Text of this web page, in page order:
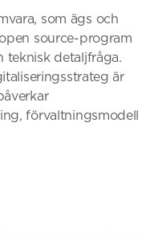
som ägs och
source-program
teknisk detaljfråga.
är
förvaltningsmodell